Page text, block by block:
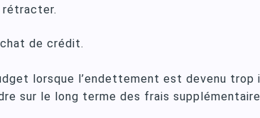
rétracter.
de crédit.
lorsque l’endettement est devenu
sur le long terme des frais